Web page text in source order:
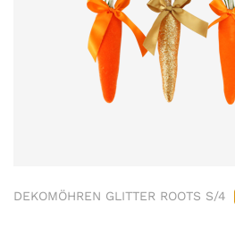
DEKOMÖHREN GLITTER ROOTS S/4